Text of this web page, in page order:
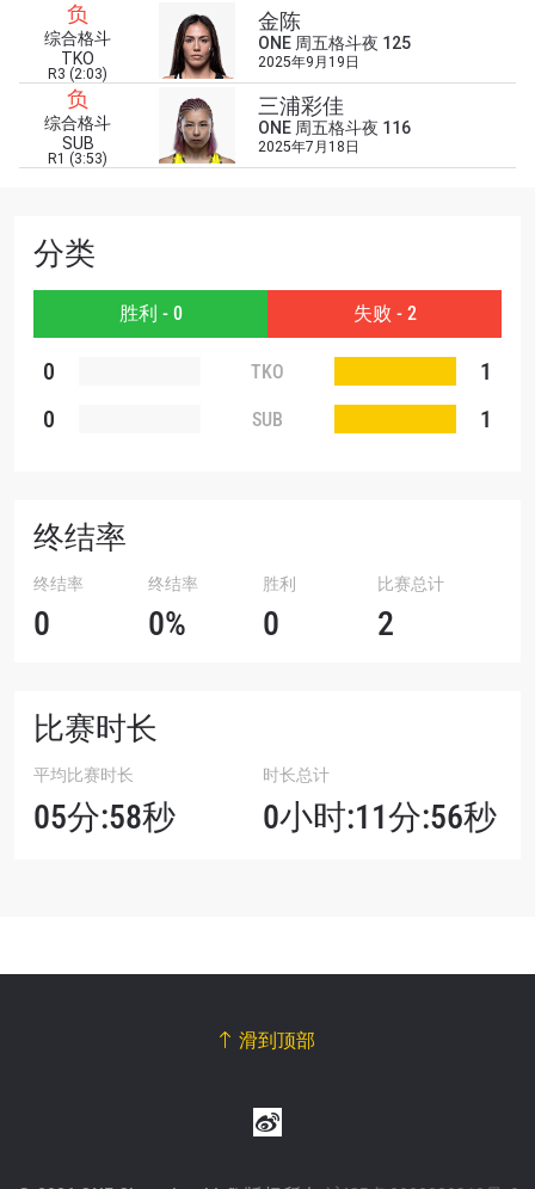
负
综合格斗
TKO
R3 (2:03)
金陈
ONE 周五格斗夜 125
2025年9月19日
负
综合格斗
SUB
R1 (3:53)
三浦彩佳
ONE 周五格斗夜 116
2025年7月18日
分类
胜利 - 0 失败 - 2
0 TKO
1
0
SUB 1
终结率
终结率
0
终结率
0%
胜利
0
比赛总计
2
比赛时长
平均比赛时长
05分:58秒
时长总计
0小时:11分:56秒
滑到顶部
对手
查看集锦
浏览了解更多
在任何地域观看ONE冠军赛，现在注册获得权限了
解最新资讯、解锁特别福利以及优先机遇获得直播
场次的最佳座位！
邮箱
名字
订阅
提交此表格签署弹出免责声明，即表示您同意我们
的隐私政策，我们将收集、使用和披露您的信息。